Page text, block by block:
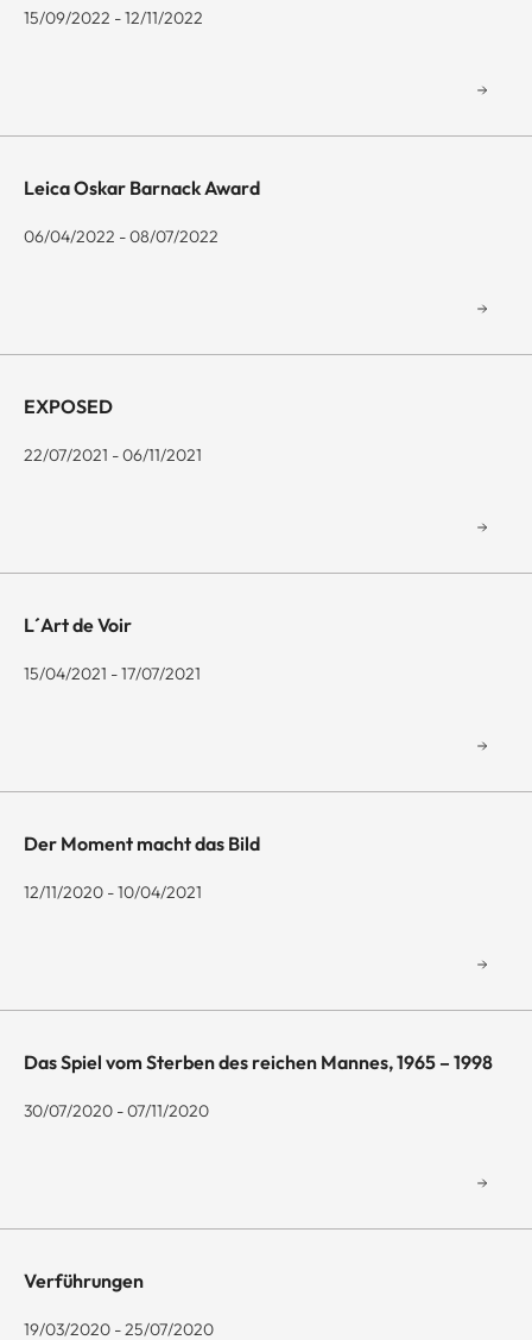
15/09/2022 - 12/11/2022
Leica Oskar Barnack Award
06/04/2022 - 08/07/2022
EXPOSED
22/07/2021 - 06/11/2021
L´Art de Voir
15/04/2021 - 17/07/2021
Der Moment macht das Bild
12/11/2020 - 10/04/2021
Das Spiel vom Sterben des reichen Mannes, 1965 – 1998
30/07/2020 - 07/11/2020
Verführungen
19/03/2020 - 25/07/2020